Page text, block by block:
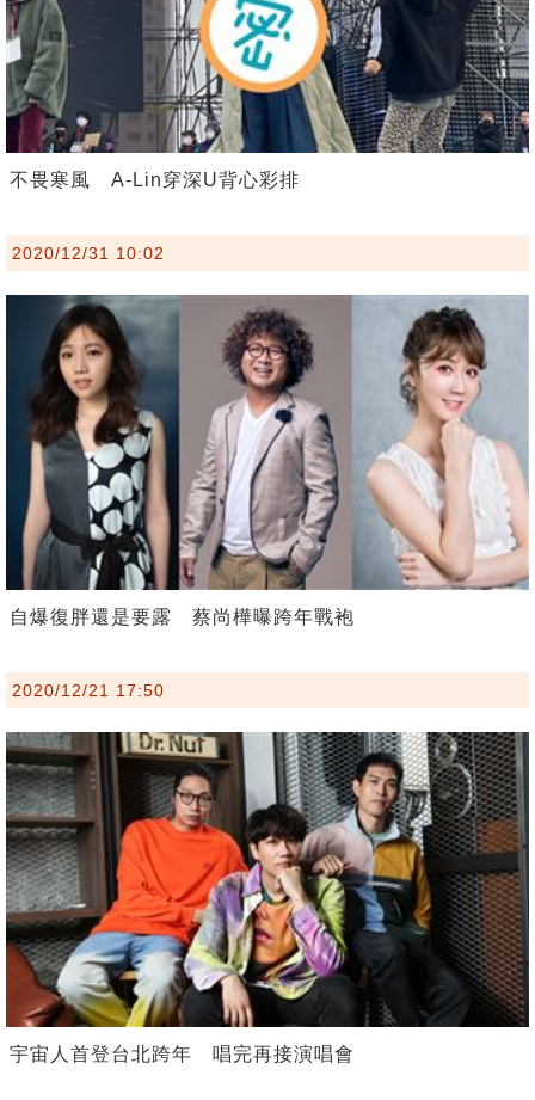
不畏寒風 A-Lin穿深U背心彩排
2020/12/31 10:02
自爆復胖還是要露 蔡尚樺曝跨年戰袍
2020/12/21 17:50
宇宙人首登台北跨年 唱完再接演唱會